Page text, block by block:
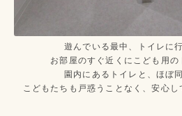
遊んでいる最中、トイレに
お部屋のすぐ近くにこども用の
園内にあるトイレと、ほぼ
こどもたちも戸惑うことなく、安心し